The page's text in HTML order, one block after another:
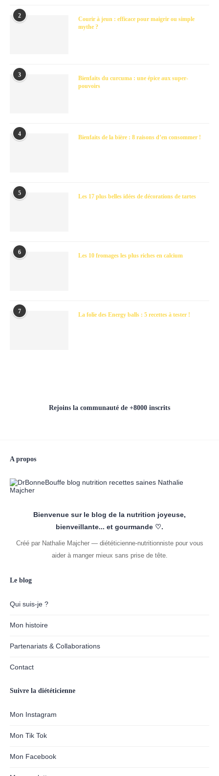
2
Courir à jeun : efficace pour maigrir ou simple
mythe ?
3
Bienfaits du curcuma : une épice aux super-
pouvoirs
4 Bienfaits de la bière : 8 raisons d’en consommer !
5 Les 17 plus belles idées de décorations de tartes
6 Les 10 fromages les plus riches en calcium
7 La folie des Energy balls : 5 recettes à tester !
Rejoins la communauté de +8000 inscrits
A propos
Bienvenue sur le blog de la nutrition joyeuse,
bienveillante... et gourmande ♡.
Créé par Nathalie Majcher — diététicienne-nutritionniste pour vous
aider à manger mieux sans prise de tête.
Le blog
Qui suis-je ?
Mon histoire
Partenariats & Collaborations
Contact
Suivre la diététicienne
Mon Instagram
Mon Tik Tok
Mon Facebook